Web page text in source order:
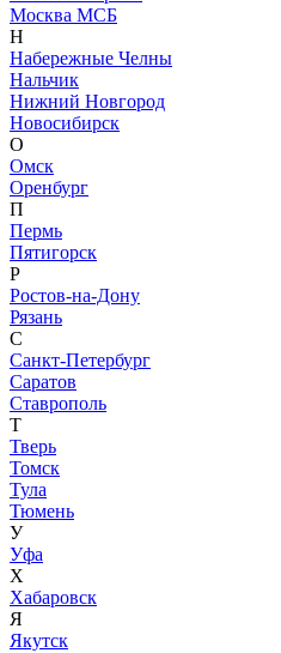
Москва МСБ
Н
Набережные Челны
Нальчик
Нижний Новгород
Новосибирск
О
Омск
Оренбург
П
Пермь
Пятигорск
Р
Ростов-на-Дону
Рязань
С
Санкт-Петербург
Саратов
Ставрополь
Т
Тверь
Томск
Тула
Тюмень
У
Уфа
Х
Хабаровск
Я
Якутск